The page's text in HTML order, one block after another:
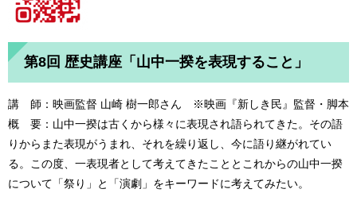
第8回 歴史講座「山中一揆を表現すること」
講 師：映画監督 山崎 樹一郎さん ※映画『新しき民』監督・脚本
概 要：山中一揆は古くから様々に表現され語られてきた。その語
りからまた表現がうまれ、それを繰り返し、今に語り継がれてい
る。この度、一表現者として考えてきたこととこれからの山中一揆
について「祭り」と「演劇」をキーワードに考えてみたい。